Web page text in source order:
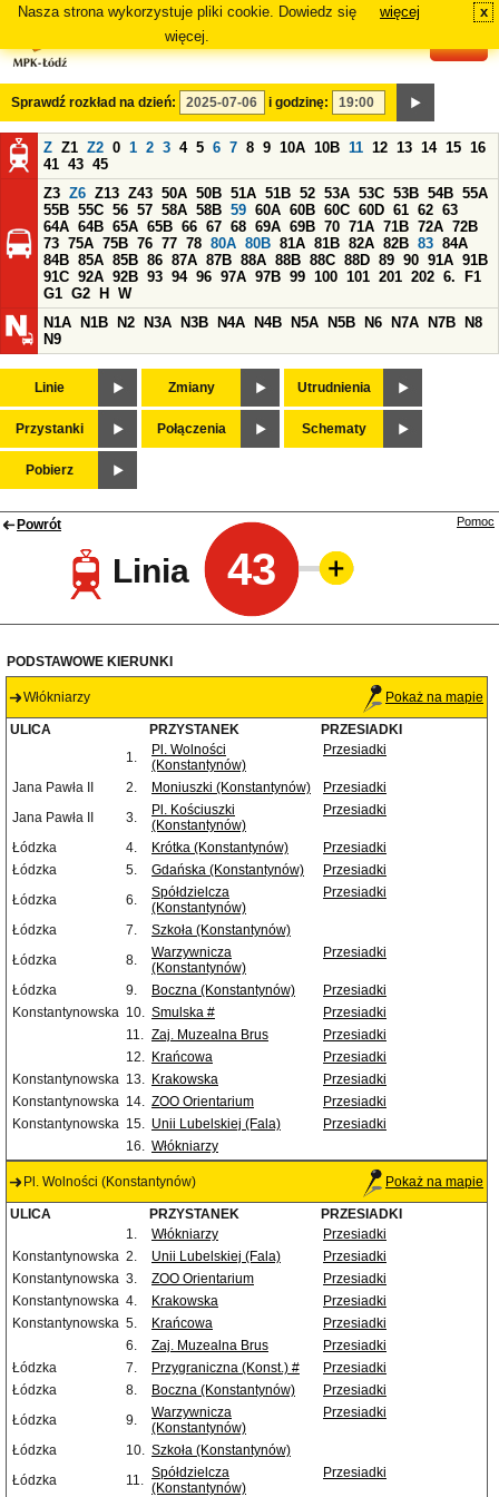
Nasza strona wykorzystuje pliki cookie. Dowiedz się
więcej.
więcej x
Sprawdź rozkład na dzień: i godzinę:
Z Z1 Z2 0 1 2 3 4 5 6 7 8 9 10A 10B 11 12 13 14 15 16
41 43 45
Z3 Z6 Z13 Z43 50A 50B 51A 51B 52 53A 53C 53B 54B 55A
55B 55C 56 57 58A 58B 59 60A 60B 60C 60D 61 62 63
64A 64B 65A 65B 66 67 68 69A 69B 70 71A 71B 72A 72B
73 75A 75B 76 77 78 80A 80B 81A 81B 82A 82B 83 84A
84B 85A 85B 86 87A 87B 88A 88B 88C 88D 89 90 91A 91B
91C 92A 92B 93 94 96 97A 97B 99 100 101 201 202 6.
F1
G1 G2 H
W
N1A
N1B N2 N3A N3B N4A N4B N5A N5B N6 N7A N7B
N8
N9
Linie Zmiany Utrudnienia
Przystanki Połączenia Schematy
Pobierz
Powrót
Linia 43
Pomoc
PODSTAWOWE KIERUNKI
Włókniarzy Pokaż na mapie
ULICA PRZYSTANEK
PRZESIADKI
1.
Pl. Wolności
(Konstantynów)
Przesiadki
Jana Pawła II 2. Moniuszki (Konstantynów)
Przesiadki
Jana Pawła II
3.
Pl. Kościuszki
(Konstantynów)
Przesiadki
Łódzka 4. Krótka (Konstantynów)
Przesiadki
Łódzka
5. Gdańska (Konstantynów)
Przesiadki
Łódzka
6.
Spółdzielcza
(Konstantynów)
Przesiadki
Łódzka 7.
Szkoła (Konstantynów)
Łódzka
8.
Warzywnicza
(Konstantynów)
Przesiadki
Łódzka 9. Boczna (Konstantynów)
Przesiadki
Konstantynowska 10. Smulska #
Przesiadki
11. Zaj. Muzealna Brus
Przesiadki
12. Krańcowa
Przesiadki
Konstantynowska 13. Krakowska
Przesiadki
Konstantynowska 14. ZOO Orientarium
Przesiadki
Konstantynowska 15. Unii Lubelskiej (Fala)
Przesiadki
16. Włókniarzy
Pl. Wolności (Konstantynów) Pokaż na mapie
ULICA PRZYSTANEK
PRZESIADKI
1.
Włókniarzy
Przesiadki
Konstantynowska 2. Unii Lubelskiej (Fala)
Przesiadki
Konstantynowska 3. ZOO Orientarium
Przesiadki
Konstantynowska 4. Krakowska
Przesiadki
Konstantynowska 5. Krańcowa
Przesiadki
6.
Zaj. Muzealna Brus
Przesiadki
Łódzka
7. Przygraniczna (Konst.) #
Przesiadki
Łódzka
8. Boczna (Konstantynów)
Przesiadki
Łódzka
9.
Warzywnicza
(Konstantynów)
Przesiadki
Łódzka 10. Szkoła (Konstantynów)
Łódzka
11. Spółdzielcza
(Konstantynów)
Przesiadki